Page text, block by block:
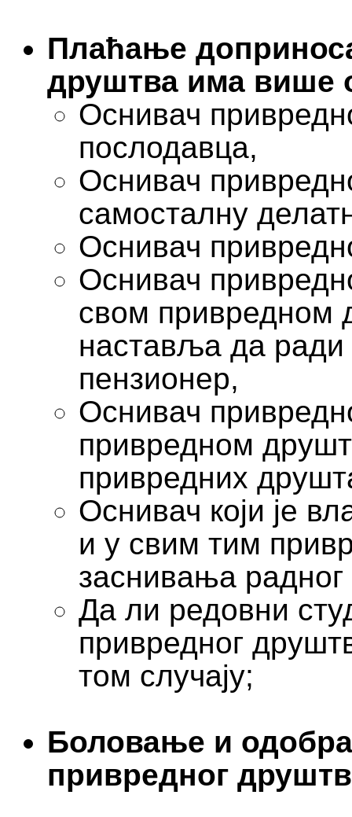
Плаћање
друштва има више
Оснивач
послодавца,
Оснивач
самосталну
Оснивач
Оснивач
свом привредном
наставља да ради
пензионер,
Оснивач
привредном
привредних
Оснивач који је
и у свим тим
заснивања
Да ли редовни
привредног
том случају;
Боловање и
привредног